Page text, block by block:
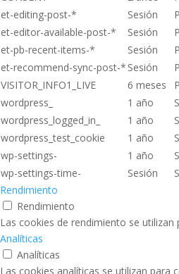
et-editing-post-*
Sesión
et-editor-available-post-*
Sesión
et-pb-recent-items-*
Sesión
et-recommend-sync-post-* Sesión
VISITOR_INFO1_LIVE
6 meses
wordpress_
1 año
wordpress_logged_in_
1 año
wordpress_test_cookie
1 año
wp-settings-
1 año
wp-settings-time-
Sesión
Rendimiento
Rendimiento
Las cookies de rendimiento se
Analíticas
Analíticas
Las cookies analíticas se utilizan